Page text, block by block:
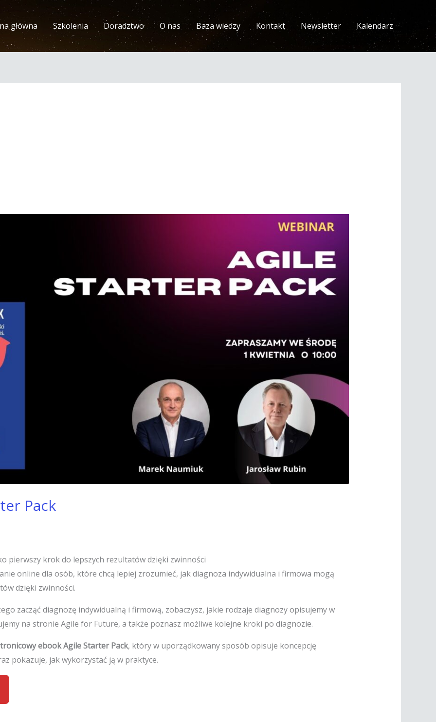
główna Szkolenia Doradztwo O nas Baza wiedzy Kontakt Newsletter Kalendarz
Pack
pierwszy krok do lepszych rezultatów dzięki zwinności
online dla osób, które chcą lepiej zrozumieć, jak diagnoza indywidualna i firmowa mogą
dzięki zwinności.
zacząć diagnozę indywidualną i firmową, zobaczysz, jakie rodzaje diagnozy opisujemy w
na stronie Agile for Future, a także poznasz możliwe kolejne kroki po diagnozie.
ebook Agile Starter Pack, który w uporządkowany sposób opisuje koncepcję
pokazuje, jak wykorzystać ją w praktyce.